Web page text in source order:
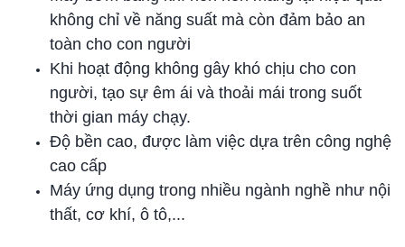
không chỉ về năng suất mà còn đảm bảo an
toàn cho con người
Khi hoạt động không gây khó chịu cho con
người, tạo sự êm ái và thoải mái trong suốt
thời gian máy chạy.
Độ bền cao, được làm việc dựa trên công nghệ
cao cấp
Máy ứng dụng trong nhiều ngành nghề như nội
thất, cơ khí, ô tô,...